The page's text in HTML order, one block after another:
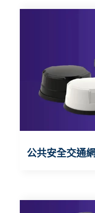
公共安全交通